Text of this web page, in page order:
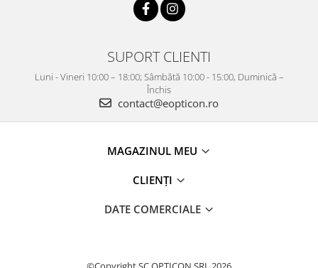
SUPORT CLIENTI
Luni - Vineri 10:00 – 18:00; Sâmbătă 10:00 - 15:00, Duminică –
Închis
contact@eopticon.ro
MAGAZINUL MEU
CLIENȚI
DATE COMERCIALE